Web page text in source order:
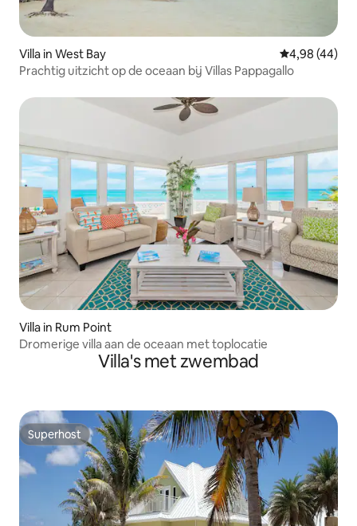
Villa in West Bay Gemiddelde
4,98 (44)
Prachtig uitzicht op de oceaan bij Villas Pappagallo
Villa in Rum Point
Dromerige villa aan de oceaan met toplocatie
Villa's met zwembad
Superhost
Superhost